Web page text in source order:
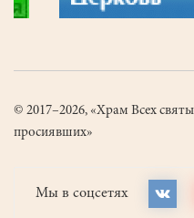
© 2017–2026, «Храм Всех
просиявших»
Мы в соцсетях